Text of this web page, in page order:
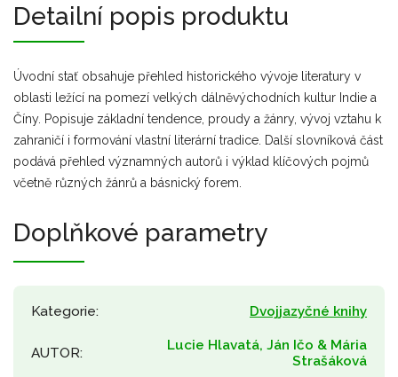
Detailní popis produktu
Úvodní stať obsahuje přehled historického vývoje literatury v
oblasti ležící na pomezí velkých dálněvýchodních kultur Indie a
Číny. Popisuje základní tendence, proudy a žánry, vývoj vztahu k
zahraničí i formování vlastní literární tradice. Další slovníková část
podává přehled významných autorů i výklad klíčových pojmů
včetně různých žánrů a básnický forem.
Doplňkové parametry
Kategorie: Dvojjazyčné knihy
AUTOR:
Lucie Hlavatá, Ján Ičo & Mária
Strašáková